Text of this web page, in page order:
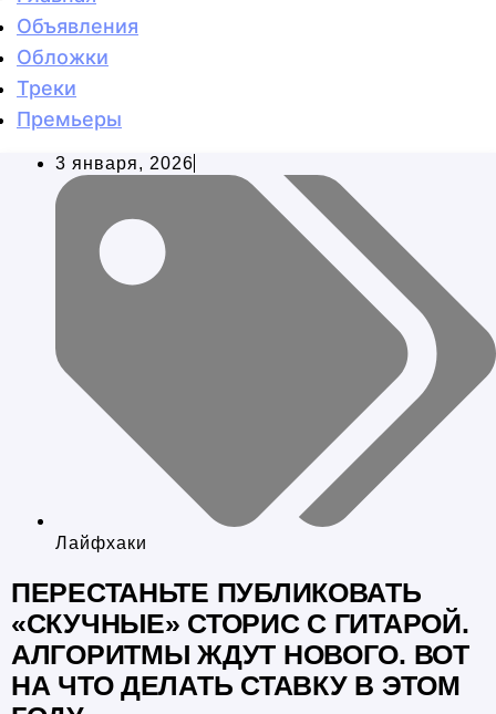
Объявления
Обложки
Треки
Премьеры
3 января, 2026
Лайфхаки
ПЕРЕСТАНЬТЕ ПУБЛИКОВАТЬ
«СКУЧНЫЕ» СТОРИС С ГИТАРОЙ.
АЛГОРИТМЫ ЖДУТ НОВОГО. ВОТ
НА ЧТО ДЕЛАТЬ СТАВКУ В ЭТОМ